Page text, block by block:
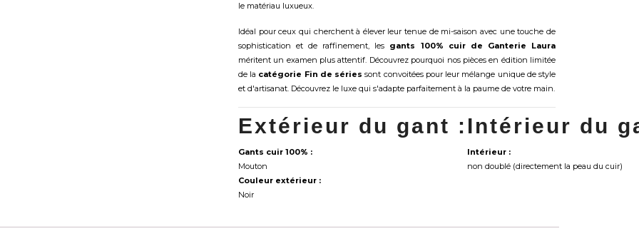
le matériau luxueux.
Idéal pour ceux qui cherchent à élever leur tenue de mi-saison avec une touche de
sophistication et de raffinement, les gants 100% cuir de Ganterie Laura
méritent un examen plus attentif. Découvrez pourquoi nos pièces en édition limitée
de la catégorie Fin de séries sont convoitées pour leur mélange unique de style
et d'artisanat. Découvrez le luxe qui s'adapte parfaitement à la paume de votre main.
Extérieur du gant :
Gants cuir 100% :
Mouton
Couleur extérieur :
Noir
Intérieur du
Intérieur :
non doublé (directement la peau du cuir)